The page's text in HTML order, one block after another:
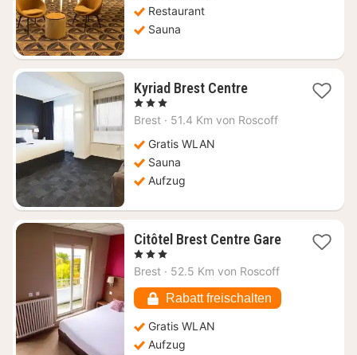
Restaurant
Sauna
Kyriad Brest Centre1
ab
, 3 Sterne
Brest · 51.4 Km von Roscoff
Gratis WLAN
Sauna
Aufzug
Citôtel Brest Centre Gare
1
Nacht
58,90
€
, 3 Sterne
Brest · 52.5 Km von Roscoff
Rabatt freischalten
Gratis WLAN
Aufzug